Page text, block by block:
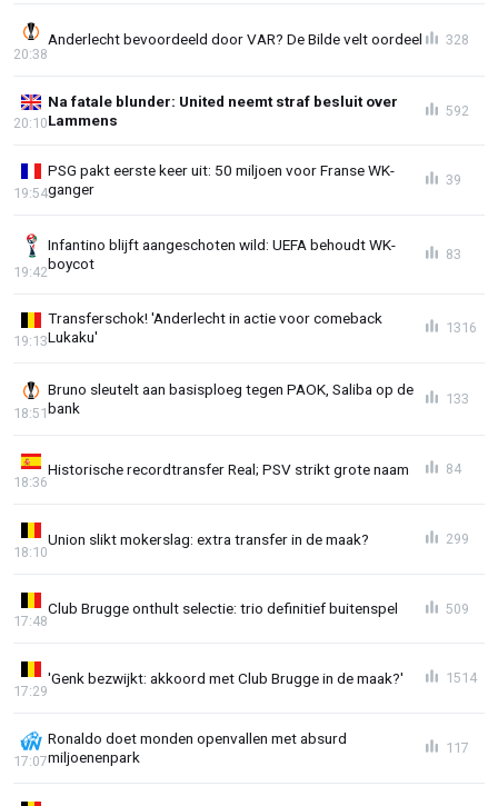
Anderlecht bevoordeeld door VAR? De Bilde velt oordeel
20:38
328
Na fatale blunder: United neemt straf besluit over
Lammens
20:10
592
PSG pakt eerste keer uit: 50 miljoen voor Franse WK-
ganger
19:54
39
Infantino blijft aangeschoten wild: UEFA behoudt WK-
boycot
19:42
83
Transferschok! 'Anderlecht in actie voor comeback
Lukaku'
19:13
1316
Bruno sleutelt aan basisploeg tegen PAOK, Saliba op de
bank
18:51
133
Historische recordtransfer Real; PSV strikt grote naam
18:36
84
Union slikt mokerslag: extra transfer in de maak?
18:10
299
Club Brugge onthult selectie: trio definitief buitenspel
17:48
509
'Genk bezwijkt: akkoord met Club Brugge in de maak?'
17:29
1514
Ronaldo doet monden openvallen met absurd
miljoenenpark
17:07
117